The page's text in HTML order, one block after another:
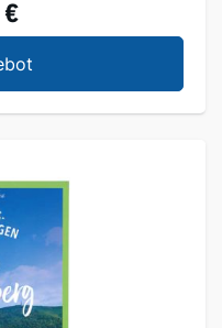
€
Entdeckerkarten